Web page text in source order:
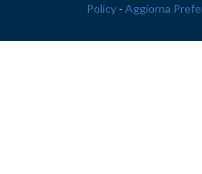
Policy - Aggiorna